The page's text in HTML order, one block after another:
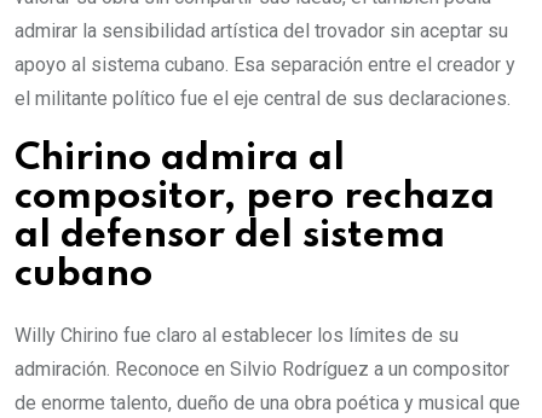
admirar la sensibilidad artística del trovador sin aceptar su
apoyo al sistema cubano. Esa separación entre el creador y
el militante político fue el eje central de sus declaraciones.
Chirino admira al
compositor, pero rechaza
al defensor del sistema
cubano
Willy Chirino fue claro al establecer los límites de su
admiración. Reconoce en Silvio Rodríguez a un compositor
de enorme talento, dueño de una obra poética y musical que